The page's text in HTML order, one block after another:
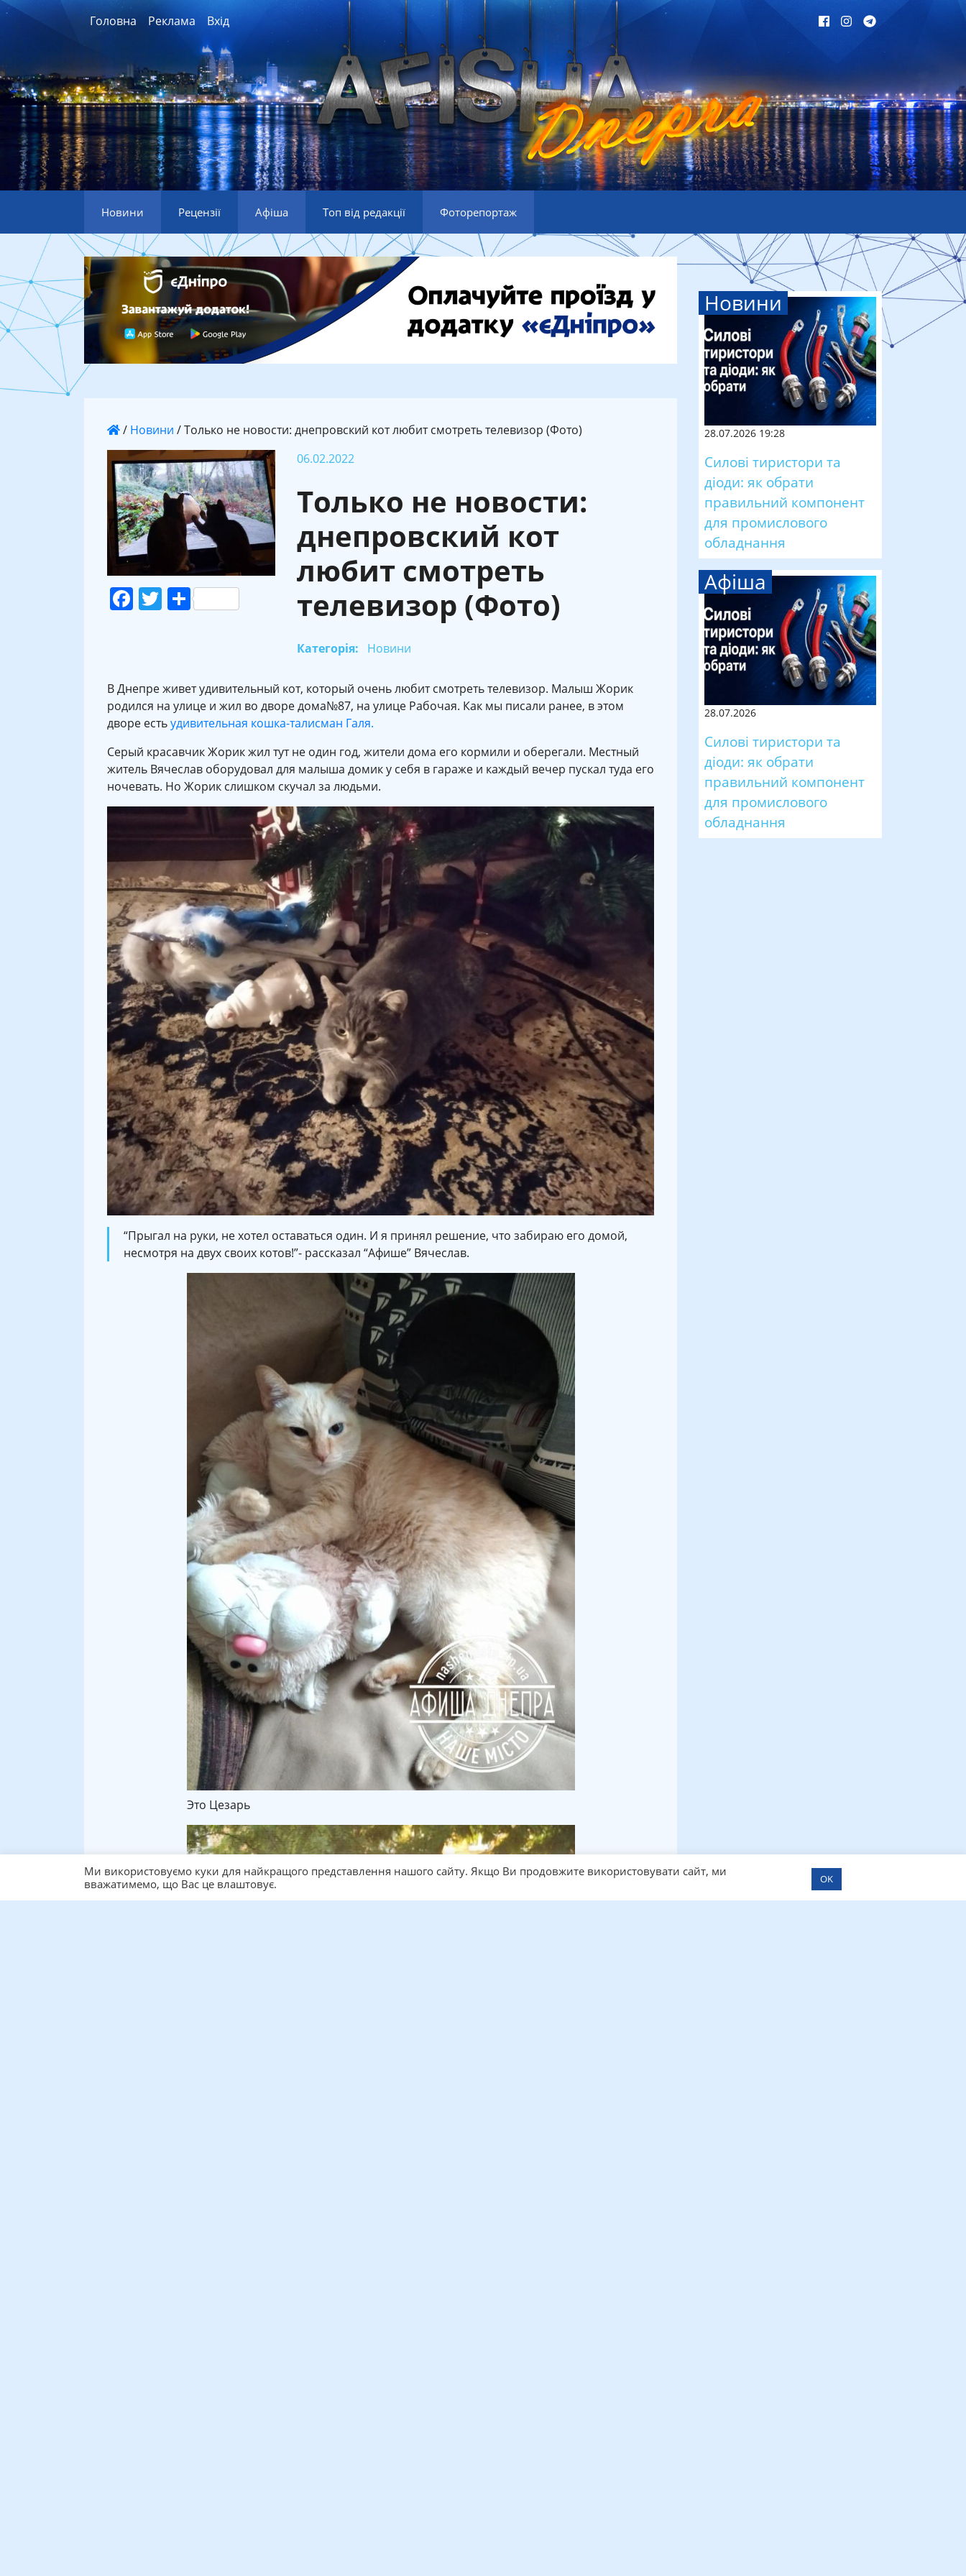
Головна Реклама Вхід
Новини Рецензії Афіша Топ від редакції Фоторепортаж
/ Новини /Только не новости: днепровский кот любит смотреть телевизор (Фото)
Facebook
Twitter
Поділитися
06.02.2022
Только не новости:
днепровский кот
любит смотреть
телевизор (Фото)
Категорія: Новини
В Днепре живет удивительный кот, который очень любит смотреть телевизор. Малыш Жорик
родился на улице и жил во дворе дома№87, на улице Рабочая. Как мы писали ранее, в этом
дворе естьудивительная кошка-талисман Галя.
Серый красавчик Жорик жил тут не один год, жители дома его кормили и оберегали. Местный
житель Вячеслав оборудовал для малыша домик у себя в гараже и каждый вечер пускал туда его
ночевать. Но Жорик слишком скучал за людьми.
“Прыгал на руки, не хотел оставаться один. И я принял решение, что забираю его домой,
несмотря на двух своих котов!”- рассказал “Афише” Вячеслав.
Это Цезарь
Новини
28.07.2026 19:28
Силові тиристори та
діоди: як обрати
правильний компонент
для промислового
обладнання
Афіша
28.07.2026
Силові тиристори та
діоди: як обрати
правильний компонент
для промислового
обладнання
Ми використовуємо куки для найкращого представлення нашого сайту. Якщо Ви продовжите використовувати сайт, ми
вважатимемо, що Вас це влаштовує.
OK